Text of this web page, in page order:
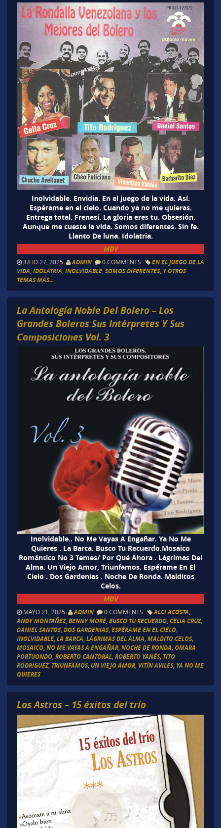
Inolvidable. Envidia. En el juego de la vida. Así.
Espérame en el cielo. Cuando ya no me quieras.
Entrega total. Frenesí. La gloria eres tu. Obsesión.
Aunque me cueste la vida. Somos diferentes. Sin fe.
Llanto De luna. Idolatria.
MDV
JULIO 27, 2025 ADMIN 0 COMMENTS
EN EL JUEGO DE LA
VIDA IDOLATRIA INOLVIDABLE, SOMOS DIFERENTES, Y OTROS
TEMAS MÁS...
La Antología Noble Del Bolero – Los
Grandes Boleros Sus Intérpretes Y Sus
Composiciones Vol. 3
Inolvidable.. No Me Vayas A Engañar. Ya No Me
Quieres . La Barca. Busco Tu Recuerdo.Mosaico
Romántico No 3 Temes/ Por Qué Ahora . Lágrimas Del
Alma. Un Viejo Amor, Triunfamos. Espérame En El
Cielo . Dos Gardenias . Noche De Ronda. Malditos
Celos.
MDV
MAYO 21, 2025 ADMIN 0 COMMENTS ALCI ACOSTA
ANDY MONTAÑEZ, BENNY MORÉ, BUSCO TU RECUERDO, CELIA CRUZ,
DANIEL SANTOS, DOS GARDENIAS, ESPÉRAME EN EL CIELO,
INOLVIDABLE, LA BARCA LÁGRIMAS DEL ALMA MALDITO CELOS,
MOSAICO, NO ME VAYAS A ENGAÑAR, NOCHE DE RONDA OMARA
PORTUONDO, ROBERTO CANTORAL, ROBERTO YANÉS, TITO
RODRIGUEZ, TRIUNFAMOS, UN VIEJO AMOR, VITÍN AVILES, YA NO ME
QUIERES
Los Astros – 15 éxitos del trío